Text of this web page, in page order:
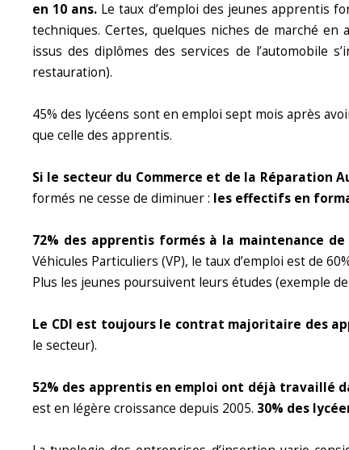
en 10 ans. Le taux d’emploi des jeunes apprentis
techniques. Certes, quelques niches de marché
issus des diplômes des services de l’automobile
restauration).
45% des lycéens sont en emploi sept mois après
que celle des apprentis.
Si le secteur du Commerce et de la Réparation
formés ne cesse de diminuer : les effectifs en
72% des apprentis formés à la maintenance
Véhicules Particuliers (VP), le taux d’emploi est de
Plus les jeunes poursuivent leurs études (exemple
Le CDI est toujours le contrat majoritaire des
le secteur).
52% des apprentis en emploi ont déjà travaillé
est en légère croissance depuis 2005. 30% des